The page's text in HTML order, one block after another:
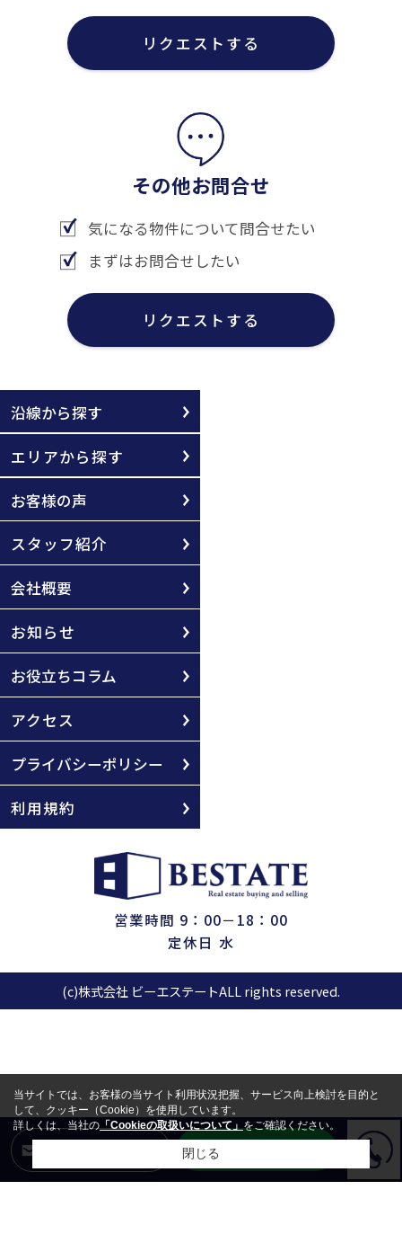
リクエストする
その他お問合せ
気になる物件について問合せたい
まずはお問合せしたい
リクエストする
沿線から探す
エリアから探す
お客様の声
スタッフ紹介
会社概要
お知らせ
お役立ちコラム
アクセス
プライバシーポリシー
利用規約
営業時間 9：00－18：00
定休日 水
(c)株式会社 ビーエステートALL rights reserved.
LINEからお問合せ
当サイトでは、お客様の当サイト利用状況把握、サービス向上検討を目的と
して、クッキー（Cookie）を使用しています。
詳しくは、当社の「Cookieの取扱いについて」をご確認ください。
閉じる